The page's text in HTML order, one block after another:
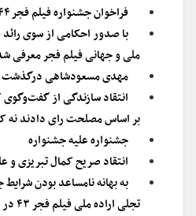
فراخوان جشنواره فیلم فجر ۴۴ منتشر شد
با صدور احکامی از سوی رائد
ملی و جهانی فیلم فجر معرفی
مهدی مسعودشاهی درگذشت
انتقاد سازندگی از گفت‌وگوی
بر اساس مصلحت رای دادند نه
جشنواره علیه جشنواره
انتقاد صریح کمال تبریزی و
به بهانه نامساعد بودن
تجلی اراده ملی فیلم فجر ۴۳ در پردیس ملت برگزار می‌شود